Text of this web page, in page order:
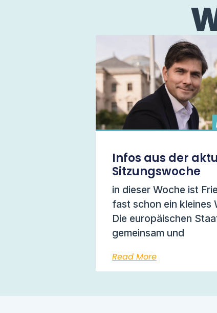
Infos aus der
Sitzungswoche
in dieser Woche ist
fast schon ein kleines
Die europäischen
gemeinsam und
Read More